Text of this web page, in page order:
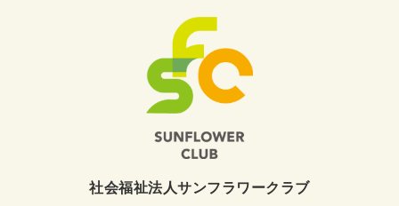
社会福祉法人サンフラワークラブ